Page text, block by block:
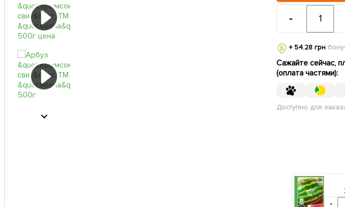
-
+ 54.28 грн
Сажайте сейчас,
(оплата частями):
Доступно для
-